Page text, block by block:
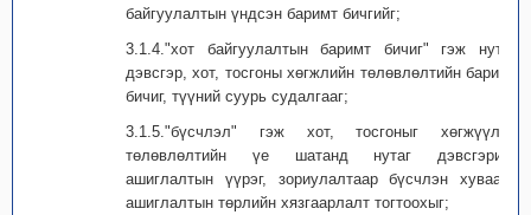
байгуулалтын үндсэн баримт бичгийг;
3.1.4."хот байгуулалтын баримт бичиг" гэж нутаг
дэвсгэр, хот, тосгоны хөгжлийн төлөвлөлтийн баримт
бичиг, түүний суурь судалгааг;
3.1.5."бүсчлэл" гэж хот, тосгоныг хөгжүүлэх
төлөвлөлтийн үе шатанд нутаг дэвсгэрийг
ашиглалтын үүрэг, зориулалтаар бүсчлэн хувааж,
ашиглалтын төрлийн хязгаарлалт тогтоохыг;